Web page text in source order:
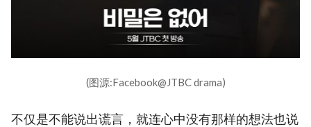
(图源:Facebook@JTBC drama)
不仅是不能说出谎言，就连心中没有那样的想法也说